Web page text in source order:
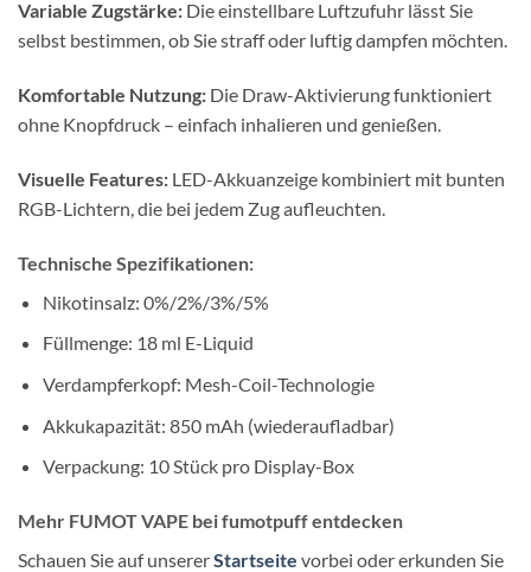
Variable Zugstärke: Die einstellbare Luftzufuhr lässt Sie
selbst bestimmen, ob Sie straff oder luftig dampfen möchten.
Komfortable Nutzung: Die Draw-Aktivierung funktioniert
ohne Knopfdruck – einfach inhalieren und genießen.
Visuelle Features: LED-Akkuanzeige kombiniert mit bunten
RGB-Lichtern, die bei jedem Zug aufleuchten.
Technische Spezifikationen:
Nikotinsalz: 0%/2%/3%/5%
Füllmenge: 18 ml E-Liquid
Verdampferkopf: Mesh-Coil-Technologie
Akkukapazität: 850 mAh (wiederaufladbar)
Verpackung: 10 Stück pro Display-Box
Mehr FUMOT VAPE bei fumotpuff entdecken
Schauen Sie auf unsererStartseite vorbei oder erkunden Sie